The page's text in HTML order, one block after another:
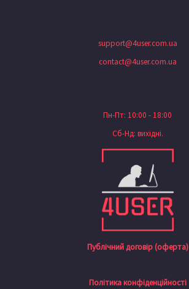
support@4user.com.ua
contact@4user.com.ua
Пн-Пт: 10:00 - 18:00
Сб-Нд: вихідні.
Публічний договір (оферта)
Політика конфіденційності